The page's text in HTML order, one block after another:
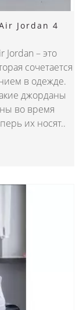
Jordan 4
Jordan – это
сочетается
в одежде.
джорданы
во время
их носят..